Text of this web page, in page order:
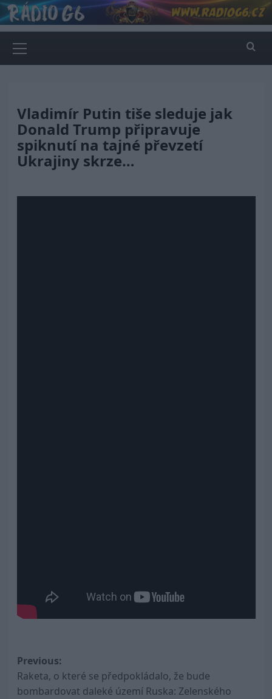
Skip
to
content
Menu
Vladimír Putin tiše sleduje jak
Donald Trump připravuje
spiknutí na tajné převzetí
Ukrajiny skrze…
Post
navigation
Previous:
Raketa, o které se předpokládalo, že bude
bombardovat daleké území Ruska: Zelenského